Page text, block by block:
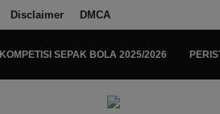
Disclaimer DMCA
KOMPETISI SEPAK BOLA 2025/2026